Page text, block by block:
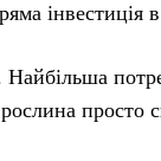
інвестиція
Найбільша
просто